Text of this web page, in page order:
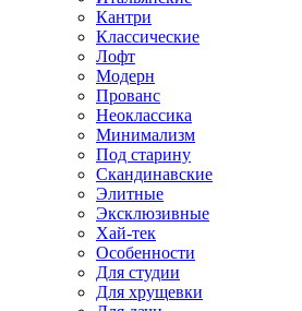
Кантри
Классические
Лофт
Модерн
Прованс
Неоклассика
Минимализм
Под старину
Скандинавские
Элитные
Эксклюзивные
Хай-тек
Особенности
Для студии
Для хрущевки